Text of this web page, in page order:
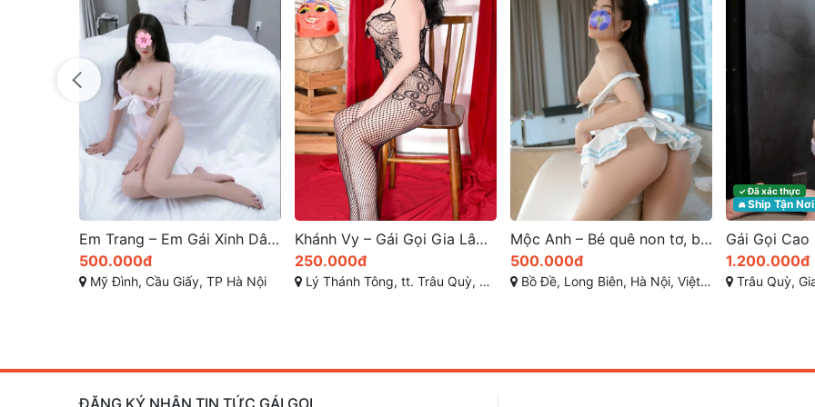
Em Trang – Em Gái Xinh Dâm Cầu Giấy Mới Lên Sóng, Dáng Đẹp Face Xinh Rất Duyên Dáng, Cực Dâm và Chiều Khách A đến Z | Gái Gọi Cao Cấp Hà Nội
500.000đ
Mỹ Đình, Cầu Giấy, TP Hà Nội
Khánh Vy – Gái Gọi Gia Lâm Đam Mê Tình Cảm
250.000đ
Lý Thánh Tông, tt. Trâu Quỳ, Gia Lâm, Hà Nội
Mộc Anh – Bé quê non tơ, body phập phồng, gái gọi Long Biên chất chơi cho anh em thích hàng mới lớn
500.000đ
Bồ Đề, Long Biên, Hà Nội, Việt Nam
✓Đã xác thực
🚘Ship Tận Nơi
1.200.000đ
Trâu Quỳ,